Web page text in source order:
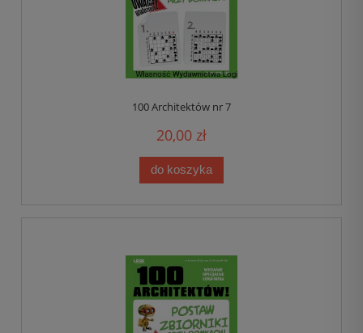
100 Architektów nr 7
20,00 zł
do koszyka